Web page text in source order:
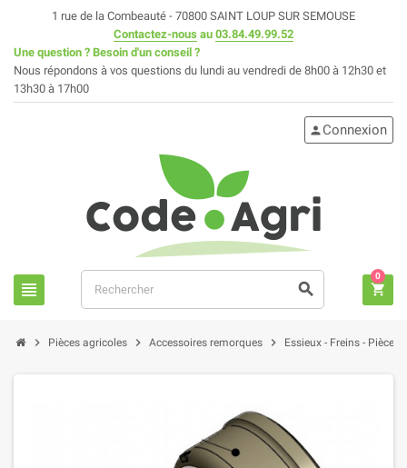
1 rue de la Combeauté - 70800 SAINT LOUP SUR SEMOUSE
Contactez-nous au 03.84.49.99.52
Une question ? Besoin d'un conseil ?
Nous répondons à vos questions du lundi au vendredi de 8h00 à 12h30 et
13h30 à 17h00
view_headline search
person Connexion
shopping_cart
0
chevron_right Pièces agricoles chevron_right Accessoires remorques chevron_right Essieux - Freins - Pièces